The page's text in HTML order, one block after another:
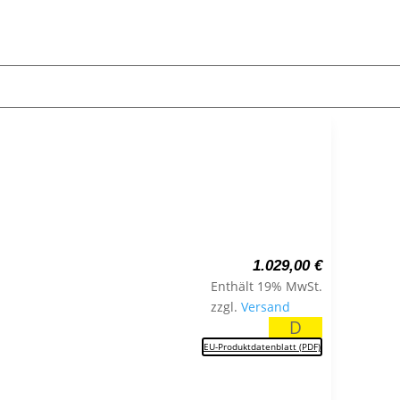
1.029,00 €
Enthält 19% MwSt.
zzgl. Versand
D
EU-Produktdatenblatt (PDF)